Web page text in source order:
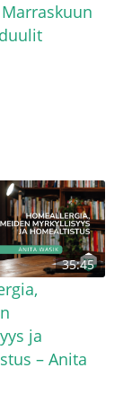
35:45
ja
– Anita